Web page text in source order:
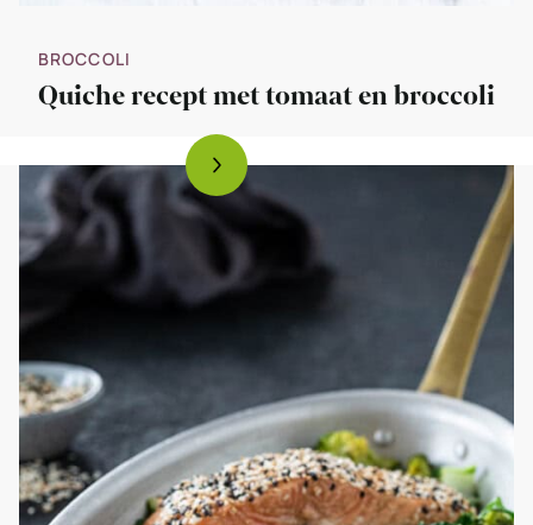
BROCCOLI
Quiche recept met tomaat en broccoli